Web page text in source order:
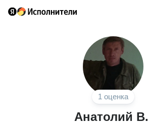
1 оценка
Анатолий В.